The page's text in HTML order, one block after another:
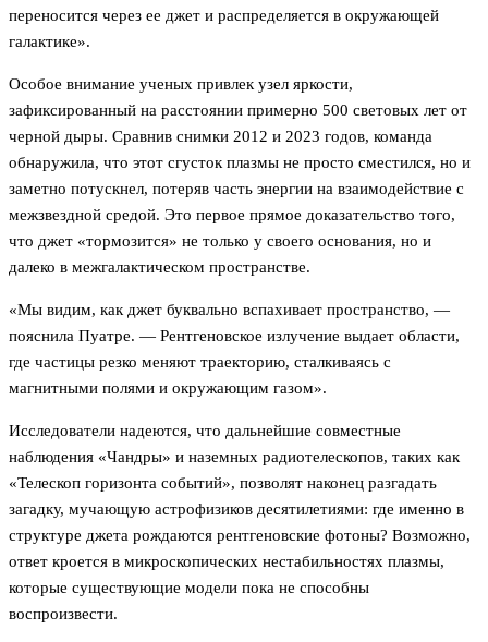
переносится через ее джет и распределяется в окружающей
галактике».
Особое внимание ученых привлек узел яркости,
зафиксированный на расстоянии примерно 500 световых лет от
черной дыры. Сравнив снимки 2012 и 2023 годов, команда
обнаружила, что этот сгусток плазмы не просто сместился, но и
заметно потускнел, потеряв часть энергии на взаимодействие с
межзвездной средой. Это первое прямое доказательство того,
что джет «тормозится» не только у своего основания, но и
далеко в межгалактическом пространстве.
«Мы видим, как джет буквально вспахивает пространство, —
пояснила Пуатре. — Рентгеновское излучение выдает области,
где частицы резко меняют траекторию, сталкиваясь с
магнитными полями и окружающим газом».
Исследователи надеются, что дальнейшие совместные
наблюдения «Чандры» и наземных радиотелескопов, таких как
«Телескоп горизонта событий», позволят наконец разгадать
загадку, мучающую астрофизиков десятилетиями: где именно в
структуре джета рождаются рентгеновские фотоны? Возможно,
ответ кроется в микроскопических нестабильностях плазмы,
которые существующие модели пока не способны
воспроизвести.